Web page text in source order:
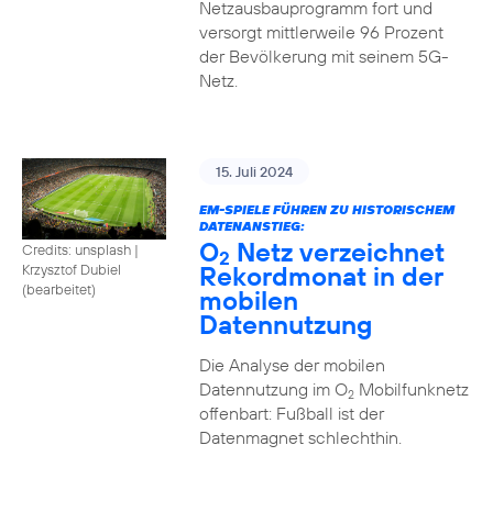
Netzausbauprogramm fort und
versorgt mittlerweile 96 Prozent
der Bevölkerung mit seinem 5G-
Netz.
Credits: unsplash |
Krzysztof Dubiel
(bearbeitet)
15. Juli 2024
EM-SPIELE FÜHREN ZU HISTORISCHEM
DATENANSTIEG:
O2 Netz verzeichnet
Rekordmonat in der
mobilen
Datennutzung
Die Analyse der mobilen
Datennutzung im O2Mobilfunknetz
offenbart: Fußball ist der
Datenmagnet schlechthin.